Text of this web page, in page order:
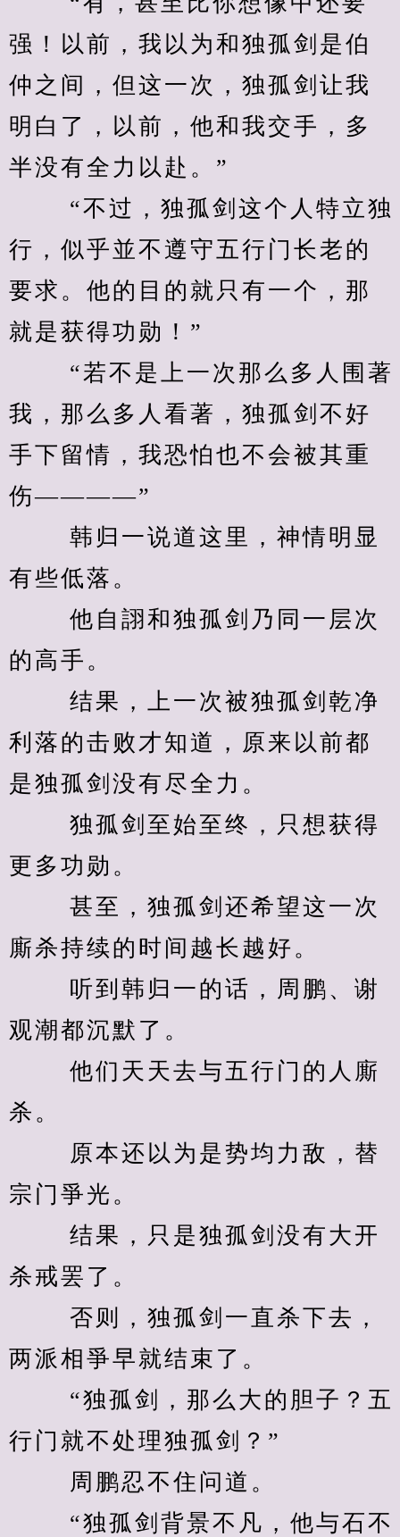
强！以前，我以为和独孤剑是伯
仲之间，但这一次，独孤剑让我
明白了，以前，他和我交手，多
半没有全力以赴。”
“不过，独孤剑这个人特立独
行，似乎並不遵守五行门长老的
要求。他的目的就只有一个，那
就是获得功勋！”
“若不是上一次那么多人围著
我，那么多人看著，独孤剑不好
手下留情，我恐怕也不会被其重
伤————”
韩归一说道这里，神情明显
有些低落。
他自詡和独孤剑乃同一层次
的高手。
结果，上一次被独孤剑乾净
利落的击败才知道，原来以前都
是独孤剑没有尽全力。
独孤剑至始至终，只想获得
更多功勋。
甚至，独孤剑还希望这一次
廝杀持续的时间越长越好。
听到韩归一的话，周鹏、谢
观潮都沉默了。
他们天天去与五行门的人廝
杀。
原本还以为是势均力敌，替
宗门爭光。
结果，只是独孤剑没有大开
杀戒罢了。
否则，独孤剑一直杀下去，
两派相爭早就结束了。
“独孤剑，那么大的胆子？五
行门就不处理独孤剑？”
周鹏忍不住问道。
“独孤剑背景不凡，他与石不